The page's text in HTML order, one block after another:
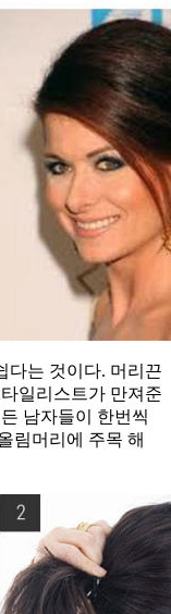
다는 것이다. 머리끈
일리스트가 만져준
남자들이 한번씩
림머리에 주목 해